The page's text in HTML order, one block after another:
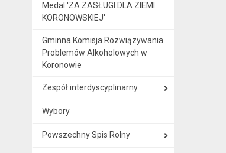
Medal 'ZA ZASŁUGI DLA ZIEMI
KORONOWSKIEJ'
Gminna Komisja Rozwiązywania
Problemów Alkoholowych w
Koronowie
Zespół interdyscyplinarny
Wybory
Powszechny Spis Rolny